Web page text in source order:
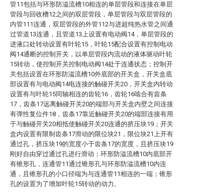
管11包括与环形防溢流槽10相连的单层管段和连接在单层
管段与回收槽12之间的双层管段，单层管段与双层管段的
内管111连通，双层管段的外管112与进超纯热水管之间通
过管道13连通，且管道13上设置有电动阀14，单层管段的
进液口处转动设置有叶轮15，叶轮15配合设置有控制电动
阀14通断的控制开关，以单层管段内流动的液体驱动叶轮
15转动，使控制开关控制电动阀14处于连通状态；控制开
关包括设置在环形防溢流槽10外底部的开关盒，开关盒底
部设置有与电动阀14电连接的触碰开关20，开关盒内转动
设置有与叶轮15同轴相连的齿轮16，齿轮16啮合有齿条
17，齿条17远离触碰开关20的端部与开关盒内壁之间连接
有弹性复位件18，齿条17靠近触碰开关20的端部连接有用
于与触碰开关20相抵使触碰开关20连通的挤压块19；开关
盒内设置有限制齿条17滑动的限位块21，限位块21上开有
通过孔，挤压块19的宽度小于齿条17的宽度，且挤压块19
刚好自由穿过通过孔进行滑动；环形防溢流槽10内底部开
有锥形孔，连通管11通过锥形孔与环形防溢流槽10内连
通，且锥形孔的小口径端为与连通管11相连的一端；锥形
孔的设置为了增加叶轮15转动的动力。